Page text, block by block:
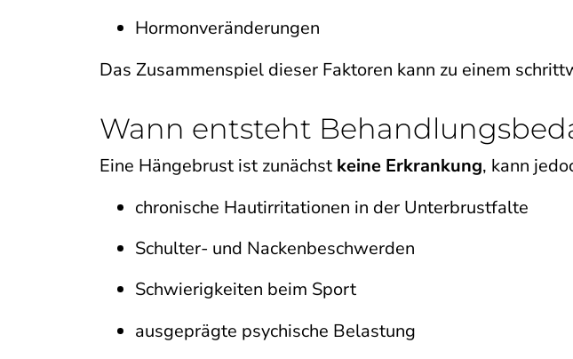
Hormonveränderungen
Das Zusammenspiel dieser Faktoren kann zu einem
Wann entsteht
Eine Hängebrust ist zunächst keine Erkrankung, kann
chronische Hautirritationen in der Unterbrustfalte
Schulter- und Nackenbeschwerden
Schwierigkeiten beim Sport
ausgeprägte psychische Belastung